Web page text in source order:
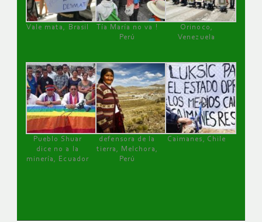
Vale mata, Brasil
Tía María no va !
Perú
Orinoco,
Venezuela
Pueblo Shuar
dice no a la
minería, Ecuador
defensora de la
tierra, Melchora,
Perú
Caimanes, Chile